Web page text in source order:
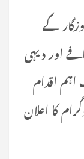
کے
اور دیہی
اقدام
کا اعلان